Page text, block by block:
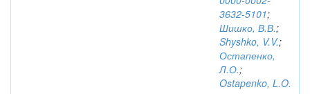
3632-5101;
Шишко, В.В.;
Shyshko, V.V.;
Остапенко,
Л.О.;
Ostapenko, L.O.